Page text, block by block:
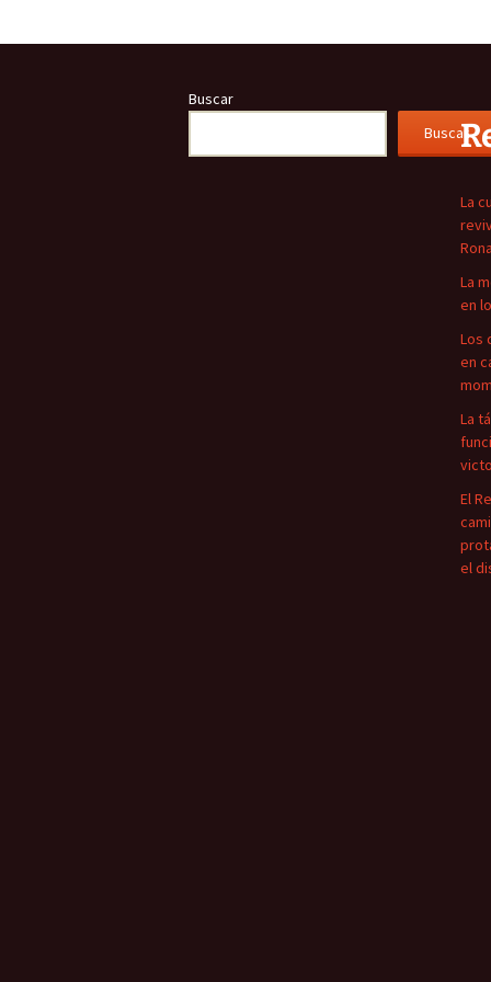
Buscar
Buscar
La
La
en
Los
en
La
El
el